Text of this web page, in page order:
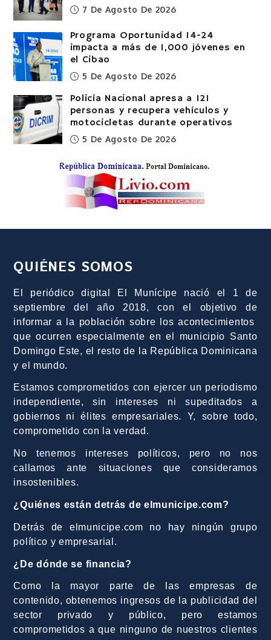
7 De Agosto De 2026
Programa Oportunidad 14-24
impacta a más de 1,000 jóvenes en
el Cibao
5 De Agosto De 2026
Policía Nacional apresa a 121
personas y recupera vehículos y
motocicletas durante operativos
5 De Agosto De 2026
QUIÉNES SOMOS
El periódico digital El Munícipe nació el 1 de
septiembre del año 2018, con el objetivo de
informar a la población sobre los acontecimientos
que ocurren especialmente en el municipio Santo
Domingo Este, el resto de la República Dominicana
y el mundo.
Estamos comprometidos con ejercer un periodismo
independiente, sin intereses ni supeditados a
gobiernos ni élites empresariales. Y, sobre todo,
comprometido con la verdad.
No tenemos intereses políticos, pero no nos
callamos ante situaciones que consideramos
insostenibles.
¿Quiénes están detrás de elmunicipe.com?
Detrás de elmunicipe.com no hay ningún grupo
político y empresarial.
¿De dónde se financia?
Como la mayor parte de las empresas de
contenido, obtenemos ingresos de la publicidad del
sector privado y público, pero estamos
comprometidos a que ninguno de nuestros clientes